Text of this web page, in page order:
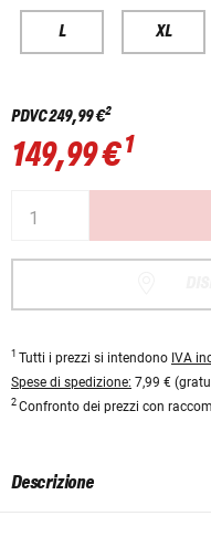
L XL
PDVC249,99 €2
149,99 €1
1 Tutti i prezzi si intendono IVA
Spese di spedizione: 7,99 €
2 Confronto dei prezzi con
Descrizione